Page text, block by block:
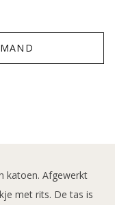
katoen. Afgewerkt
met rits. De tas is